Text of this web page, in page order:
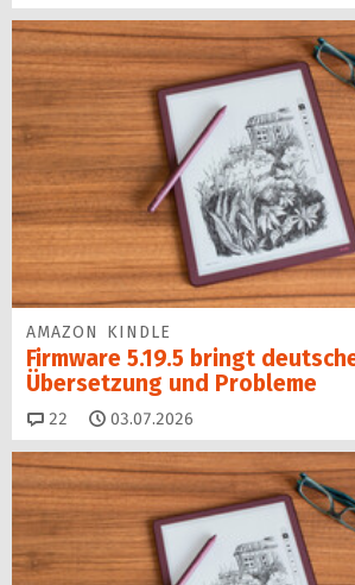
AMAZON KINDLE
Firmware 5.19.5 bringt
Übersetzung und Probleme
22 Kommentare
03.07.2026